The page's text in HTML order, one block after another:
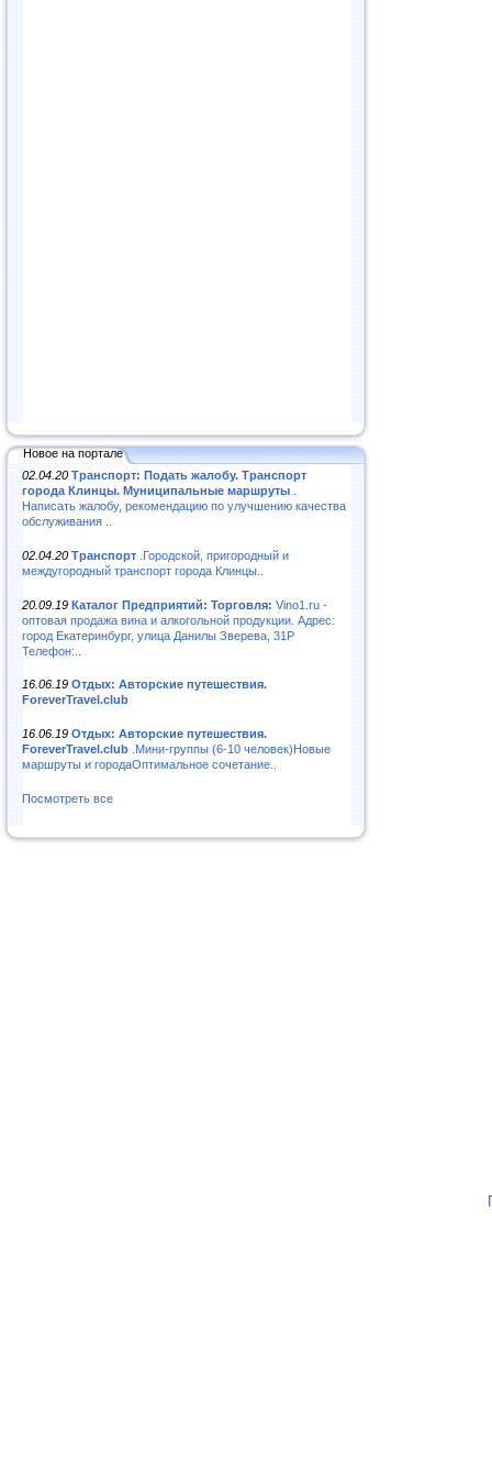
Новое на портале
02.04.20 Транспорт: Подать жалобу. Транспорт
города Клинцы. Муниципальные маршруты
Написать жалобу, рекомендацию по улучшению качества
обслуживания ..
02.04.20 Транспорт .Городской, пригородный и
междугородный транспорт города Клинцы..
20.09.19 Каталог Предприятий: Торговля: Vino1.ru -
оптовая продажа вина и алкогольной продукции. Адрес:
город Екатеринбург, улица Данилы Зверева, 31Р
Телефон:..
16.06.19 Отдых: Авторские путешествия.
ForeverTravel.club
16.06.19 Отдых: Авторские путешествия.
ForeverTravel.club .Мини-группы (6-10 человек)Новые
маршруты и городаОптимальное сочетание..
Посмотреть все